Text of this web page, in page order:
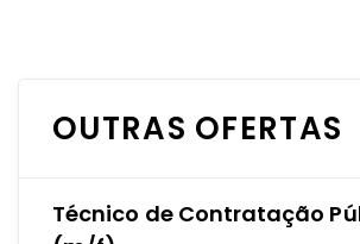
OUTRAS OFERTAS
Técnico de Contratação